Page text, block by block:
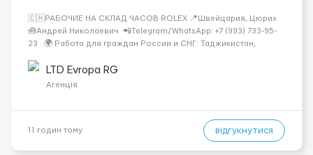
🇨🇭РАБОЧИЕ НА СКЛАД ЧАСОВ ROLEX 📍Швейцария, Цюрих
🧰Андрей Николаевич 📲Telegram/WhatsApp: +7 (993) 733-95-
23 🌍 Работа для граждан России и СНГ: Таджикистан,
Азербайджан, Армения, Киргизия. Rolex &mdash...
LTD Evropa RG
Агенція
11 годин тому відгукнутися